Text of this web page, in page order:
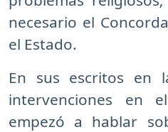
necesario el
el Estado.
En sus escritos en
intervenciones en
empezó a hablar